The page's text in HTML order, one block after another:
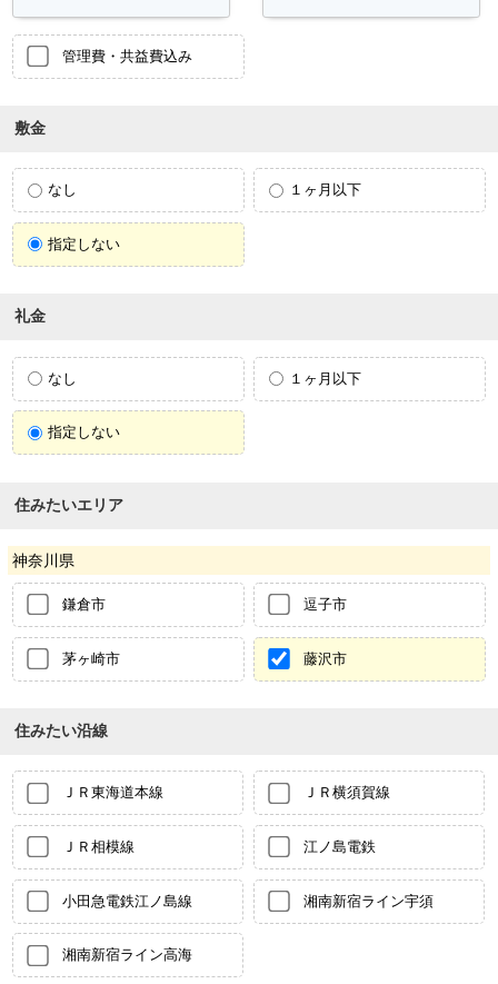
管理費・共益費込み
敷金
なし １ヶ月以下
指定しない
礼金
なし １ヶ月以下
指定しない
住みたいエリア
神奈川県
鎌倉市 逗子市
茅ヶ崎市 藤沢市
住みたい沿線
ＪＲ東海道本線 ＪＲ横須賀線
ＪＲ相模線 江ノ島電鉄
小田急電鉄江ノ島線 湘南新宿ライン宇須
湘南新宿ライン高海